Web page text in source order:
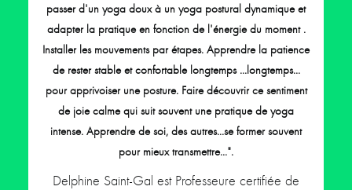
passer d'un yoga doux à un yoga postural dynamique et
adapter la pratique en fonction de l'énergie du moment .
Installer les mouvements par étapes. Apprendre la patience
de rester stable et confortable longtemps ...longtemps...
pour apprivoiser une posture. Faire découvrir ce sentiment
de joie calme qui suit souvent une pratique de yoga
intense. Apprendre de soi, des autres...se former souvent
pour mieux transmettre...".
Delphine Saint-Gal est Professeure certifiée de